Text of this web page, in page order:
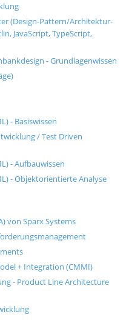
(Design-Pattern/Architektur-
JavaScript, TypeScript,
- Grundlagenwissen
- Basiswissen
/ Test Driven
- Aufbauwissen
- Objektorientierte Analyse
von Sparx Systems
+ Integration (CMMI)
- Product Line Architecture